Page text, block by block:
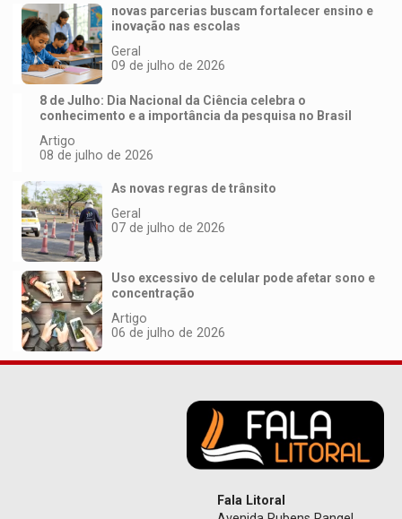
novas parcerias buscam fortalecer ensino e
inovação nas escolas
Geral
09 de julho de 2026
8 de Julho: Dia Nacional da Ciência celebra o
conhecimento e a importância da pesquisa no Brasil
Artigo
08 de julho de 2026
As novas regras de trânsito
Geral
07 de julho de 2026
Uso excessivo de celular pode afetar sono e
concentração
Artigo
06 de julho de 2026
Fala Litoral